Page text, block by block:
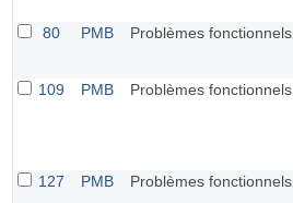
80 PMB Problèmes fonctionnels
109 PMB Problèmes fonctionnels
127 PMB Problèmes fonctionnels